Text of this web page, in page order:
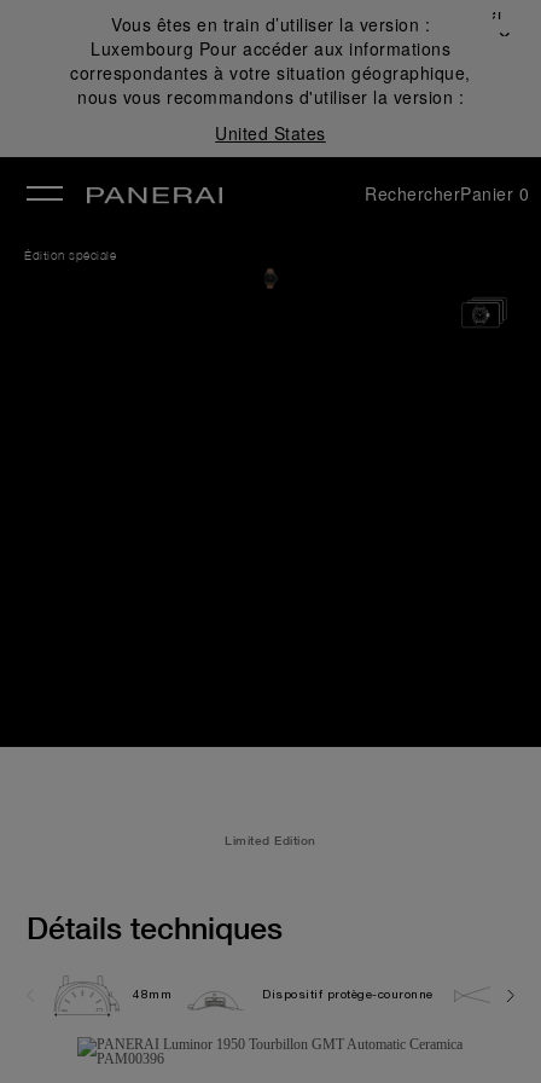
Vous êtes en train d’utiliser la version :
Luxembourg Pour accéder aux informations
correspondantes à votre situation géographique,
nous vous recommandons d'utiliser la version :
United States
Fermer
✕
RechercherPanier 0
Édition spéciale
Limited Edition
Détails techniques
48mm Dispositif protège-couronne